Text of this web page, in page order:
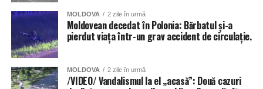
MOLDOVA 2 zile în urmă
Moldovean decedat în Polonia: Bărbatul și-a
pierdut viața într-un grav accident de circulație.
MOLDOVA 2 zile în urmă
/VIDEO/ Vandalismul la el „acasă”: Două cazuri